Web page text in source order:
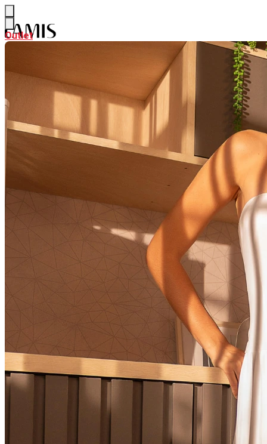
Outlet
Ver NEW
ALFAIATARIA
CURADORIA DE VERÃO
Ver PARTE DE CIMA
BODY & BLUSAS
CAMISAS & BATAS
CALÇAS & SHORTS
SAIAS
SAIAS CURTAS
SAIAS MIDI
SAIAS LONGAS
LOOK INTEIRO
Ver LOOK INTEIRO
CONJUNTOS
MACACÃO
VESTIDOS
VESTIDOS LONGOS
VESTIDOS MIDI & MÉDIOS
SOBREPOSIÇÃO
Ver SOBREPOSIÇÃO
BLAZER & SPENCER
CARDIGANS & SUÉTER